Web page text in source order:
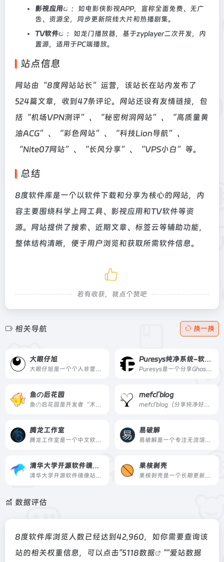
影视应用
：如电影侠影视APP，宣称全面免费、无广
告、资源全，同步更新院线大片和热播剧集。
TV软件
：如龙门播放器，基于zyplayer二次开发，内
置源，适用于PC端播放。
站点信息
网站由“8度网站站长”运营，该站长在站内发布了
524篇文章，收到47条评论。网站还设有友情链接，包
括“机场VPN测评”、“秘密树洞网站”、“高质量黄
油ACG”、“彩色网站”、“科技Lion导航”、
“Nite07网站”、“长风分享”、“VPS小白”等。
总结
8度软件库是一个以软件下载和分享为核心的网站，内
容主要围绕科学上网工具、影视应用和TV软件等资
源。网站提供了搜索、近期文章、标签云等辅助功能，
整体结构清晰，便于用户浏览和获取所需软件信息。
若有收获，就点个赞吧
相关导航 换一换
大眼仔旭
大眼仔旭是一个个人非营利性软件分享网站，提供各类实用工具和软件资源下载，并发布汉化版本及教程内容。
Puresys纯净系统-软件下载
Puresys是一个分享Ghost系统与PC软件资源的博客，致力于免费提供优质的去广告绿色软件、常用的破解优化软件，以及各类经验教程。
鱼の后花园
鱼の后花园是开发者“木鱼”维护的个人软件网站，汇集了数十款免费工具软件，涵盖网络工具、桌面美化、开发人员工具等，并提供汉化版与开发组件。
mefcl’blog
mefcl'blog（分享纯净好资源）是站长吕正伟运营的个人软件博客，自2015年起免费分享纯净无广告的精品软件资源，涵盖电脑、安卓、操作系统等多个分类，适合需要绿色版、去广告版软件的用户。
腾龙工作室
腾龙工作室是一个中文软件与技术教程网站，由站长个人独立运营，专注于分享干净、可持续的软件及配套的实操教程，适合创作者与技术爱好者。
易破解
易破解是一个专注无流氓绿色软件分享、游戏下载、电脑技术、经验教程的网站，提供安全纯净的下载内容。
清华大学开源软件镜像站
清华大学开源软件镜像站由清华大学 TUNA 协会运行维护，为国内和校内用户提供高质量的开源软件镜像和 Linux 镜像源服务，方便用户获取开源软件。
果核剥壳
果核剥壳是一个长期更新的综合科技网站，提供绿色软件、系统工具、效率应用与科技资讯，坚持分享真正有用、有价值的资源与观点。
数据评估
8度软件库浏览人数已经达到42,960，如你需要查询该
站的相关权重信息，可以点击"5118数据 ""爱站数据